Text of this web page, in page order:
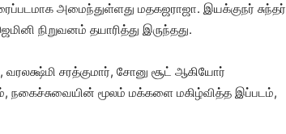
அமைந்துள்ளது மதகஜராஜா. இயக்குநர் சுந்தர்
நிறுவனம் தயாரித்து இருந்தது.
சரத்குமார், சோனு சூட் ஆகியோர்
நகைச்சுவையின் மூலம் மக்களை மகிழ்வித்த இப்படம்,